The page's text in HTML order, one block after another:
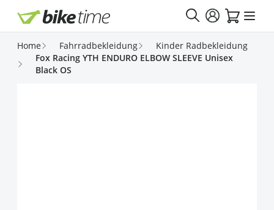
Direkt zum Inhalt
Home Fahrradbekleidung
Kinder Radbekleidung
Fox Racing YTH ENDURO ELBOW SLEEVE Unisex
Black OS